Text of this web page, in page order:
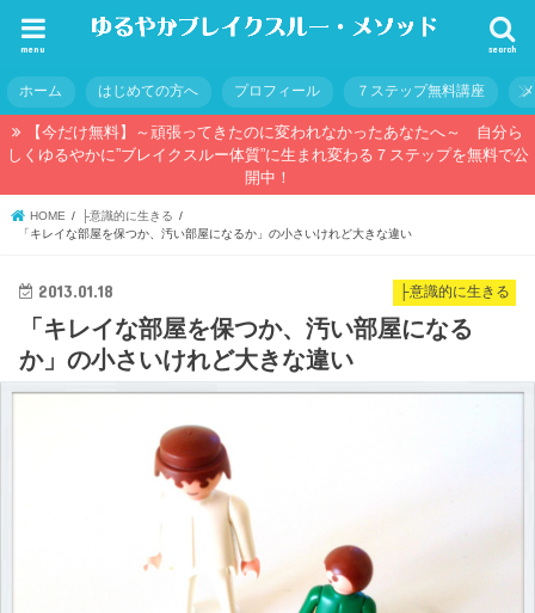
search
menu
ホーム はじめての方へ プロフィール ７ステップ無料講座
【今だけ無料】～頑張ってきたのに変われなかったあなたへ～ 自分ら
しくゆるやかに”ブレイクスルー体質”に生まれ変わる７ステップを無料で公
開中！
HOME
├意識的に生きる
「キレイな部屋を保つか、汚い部屋になるか」の小さいけれど大きな違い
├意識的に生きる
2013.01.18
「キレイな部屋を保つか、汚い部屋になる
か」の小さいけれど大きな違い